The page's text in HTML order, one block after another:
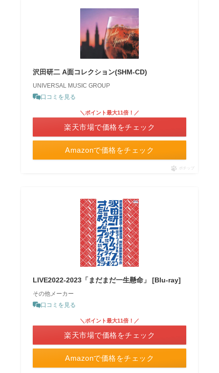
沢田研二 A面コレクション(SHM-CD)
UNIVERSAL MUSIC GROUP
口コミを見る
Amazonで価格をチェック
＼ポイント最大11倍！／
楽天市場で価格をチェック
ポチップ
LIVE2022-2023「まだまだ一生懸命」 [Blu-ray]
その他メーカー
口コミを見る
Amazonで価格をチェック
＼ポイント最大11倍！／
楽天市場で価格をチェック